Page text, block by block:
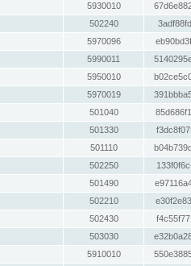
5930010
502240
5970096
5990011
5950010
5970019
501040
501330
501110
502250
501490
502210
502430
503030
5910010